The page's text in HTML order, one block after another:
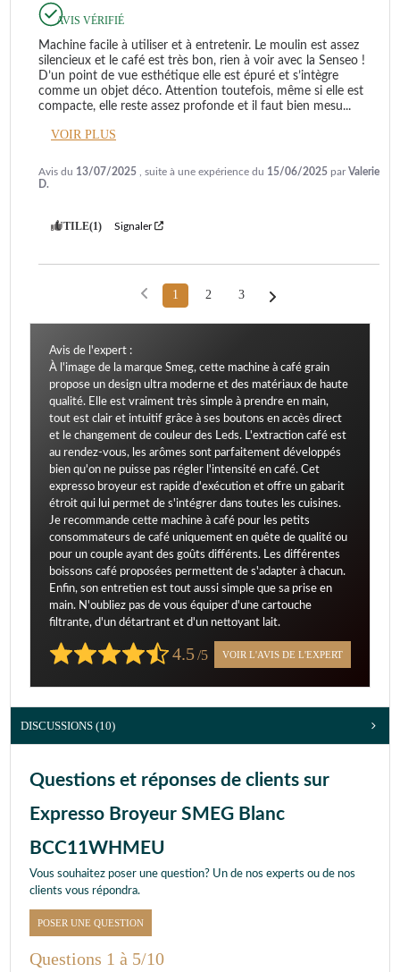
AVIS VÉRIFIÉ
Machine facile à utiliser et à entretenir. Le moulin est assez
silencieux et le café est très bon, rien à voir avec la Senseo !
D’un point de vue esthétique elle est épuré et s’intègre
comme un objet déco. Attention toutefois, même si elle est
compacte, elle reste assez profonde et il faut bien mesu...
VOIR PLUS
Avis du 13/07/2025 , suite à une expérience du 15/06/2025 parValerie
D.
UTILE(1) Signaler
1 2 3
Avis de l'expert :
À l'image de la marque Smeg, cette machine à café grain
propose un design ultra moderne et des matériaux de haute
qualité. Elle est vraiment très simple à prendre en main,
tout est clair et intuitif grâce à ses boutons en accès direct
et le changement de couleur des Leds. L'extraction café est
au rendez-vous, les arômes sont parfaitement développés
bien qu'on ne puisse pas régler l'intensité en café. Cet
expresso broyeur est rapide d'exécution et offre un gabarit
étroit qui lui permet de s'intégrer dans toutes les cuisines.
Je recommande cette machine à café pour les petits
consommateurs de café uniquement en quête de qualité ou
pour un couple ayant des goûts différents. Les différentes
boissons café proposées permettent de s'adapter à chacun.
Enfin, son entretien est tout aussi simple que sa prise en
main. N'oubliez pas de vous équiper d'une cartouche
filtrante, d'un détartrant et d'un nettoyant lait.
4.5/5 VOIR L'AVIS DE L'EXPERT
DISCUSSIONS (10)
Questions et réponses de clients sur
Expresso Broyeur SMEG Blanc
BCC11WHMEU
Vous souhaitez poser une question? Un de nos experts ou de nos
clients vous répondra.
POSER UNE QUESTION
Questions 1 à 5/10